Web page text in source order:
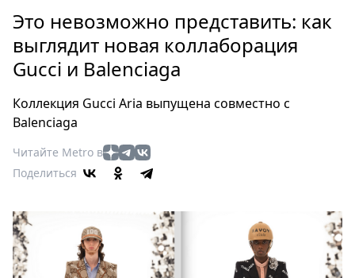
Россия
Мир
Здоровье
Туризм
Мода
Театр
Кино
Книги
Выставки
Пресс-
Это невозможно представить: как
выглядит новая коллаборация
Gucci и Balenciaga
Коллекция Gucci Aria выпущена совместно с
Balenciaga
Читайте Metro в
Поделиться